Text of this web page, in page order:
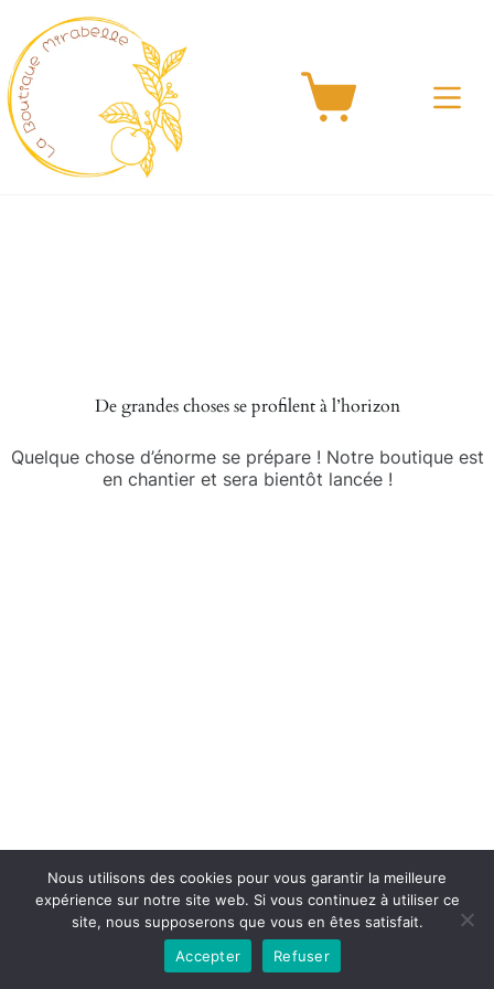
contenu
Panier
d’achat
De grandes choses se profilent à l’horizon
Quelque chose d’énorme se prépare ! Notre boutique est
en chantier et sera bientôt lancée !
Copyright © 2026la boutique mirabelle}.
Nous utilisons des cookies pour vous garantir la meilleure
expérience sur notre site web. Si vous continuez à utiliser ce
site, nous supposerons que vous en êtes satisfait.
Accepter
Refuser